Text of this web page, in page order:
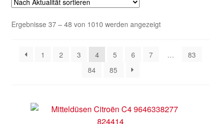
Kontakt
Ergebnisse 37 – 48 von 1010 werden angezeigtNach
1
2 3 4 5 6 7 …
83
84
85